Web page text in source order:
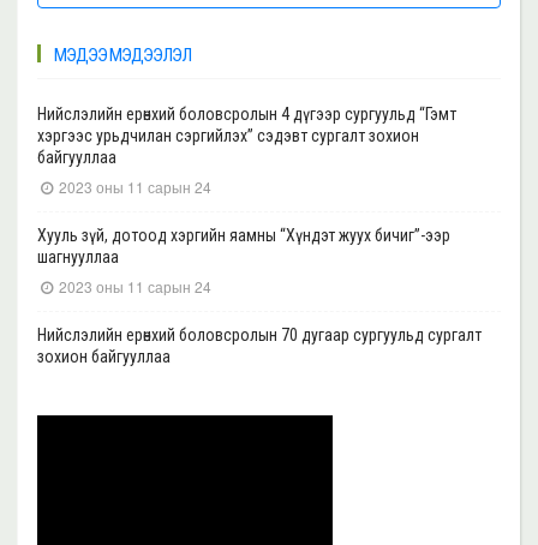
МЭДЭЭ МЭДЭЭЛЭЛ
Нийслэлийн ерөнхий боловсролын 4 дүгээр сургуульд “Гэмт
хэргээс урьдчилан сэргийлэх” сэдэвт сургалт зохион
байгууллаа
2023 оны 11 сарын 24
Хууль зүй, дотоод хэргийн яамны “Хүндэт жуух бичиг”-ээр
шагнууллаа
2023 оны 11 сарын 24
Нийслэлийн ерөнхий боловсролын 70 дугаар сургуульд сургалт
зохион байгууллаа